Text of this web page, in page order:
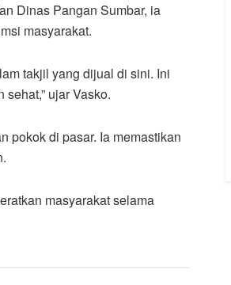
Dinas Pangan Sumbar, ia
masyarakat.
takjil yang dijual di sini. Ini
ujar Vasko.
pokok di pasar. Ia memastikan
masyarakat selama